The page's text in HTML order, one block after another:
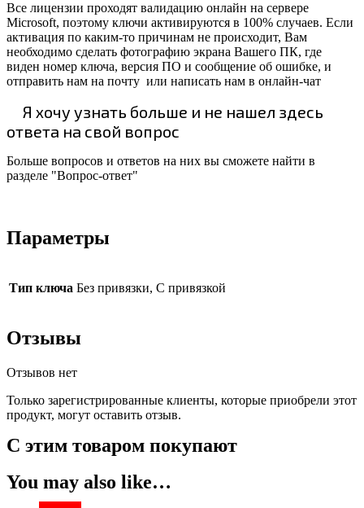
Все лицензии проходят валидацию онлайн на сервере
Microsoft, поэтому ключи активируются в 100% случаев. Если
активация по каким-то причинам не происходит, Вам
необходимо сделать фотографию экрана Вашего ПК, где
виден номер ключа, версия ПО и сообщение об ошибке, и
отправить нам на почту или написать нам в онлайн-чат
Я хочу узнать больше и не нашел здесь
ответа на свой вопрос
Больше вопросов и ответов на них вы сможете найти в
разделе "Вопрос-ответ"
Параметры
Тип ключа Без привязки, С привязкой
Отзывы
Отзывов нет
Только зарегистрированные клиенты, которые приобрели этот
продукт, могут оставить отзыв.
С этим товаром покупают
You may also like…